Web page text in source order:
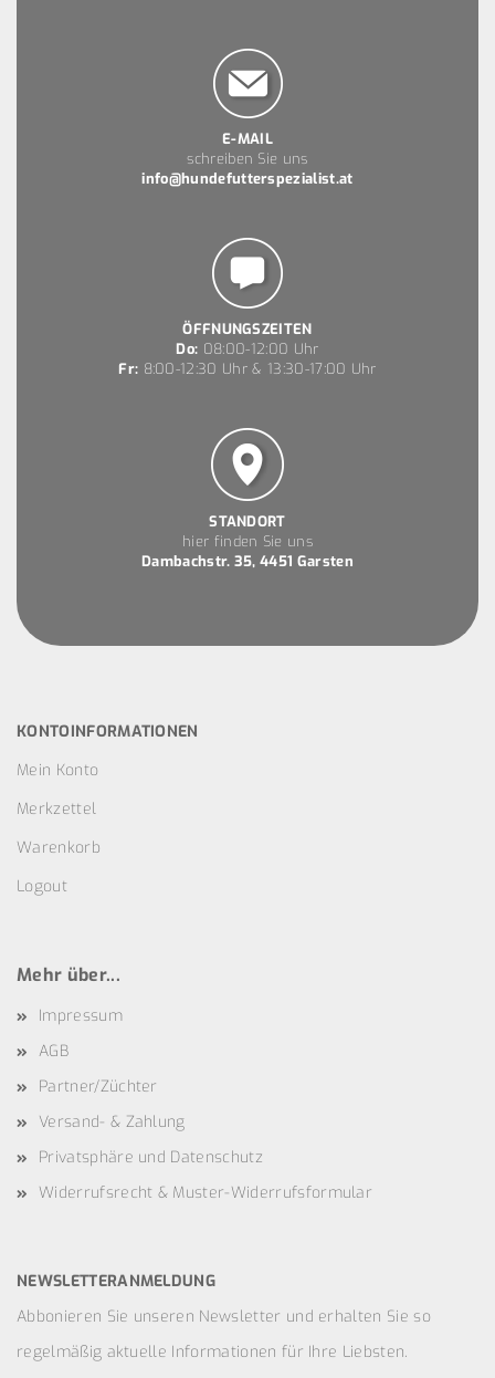
E-MAIL
schreiben Sie uns
info@hundefutterspezialist.at
ÖFFNUNGSZEITEN
Do: 08:00-12:00 Uhr
Fr: 8:00-12:30 Uhr & 13:30-17:00 Uhr
STANDORT
hier finden Sie uns
Dambachstr. 35, 4451 Garsten
KONTOINFORMATIONEN
Mein Konto
Merkzettel
Warenkorb
Logout
Mehr über...
Impressum
AGB
Partner/Züchter
Versand- & Zahlung
Privatsphäre und Datenschutz
Widerrufsrecht & Muster-Widerrufsformular
NEWSLETTERANMELDUNG
Abbonieren Sie unseren Newsletter und erhalten Sie so
regelmäßig aktuelle Informationen für Ihre Liebsten.